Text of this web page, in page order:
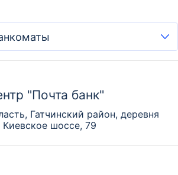
"Почта банк"
Гатчинский район, деревня
шоссе, 79